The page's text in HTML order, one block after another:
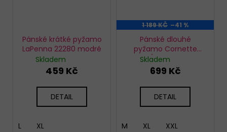
Pánské krátké pyžamo
LaPenna 22280 modré
Skladem
459 Kč
DETAIL
L XL
1 189 KČ –41 %
Pánské dlouhé
pyžamo Cornette
115/256 Home
Skladem
699 Kč
DETAIL
M XL XXL